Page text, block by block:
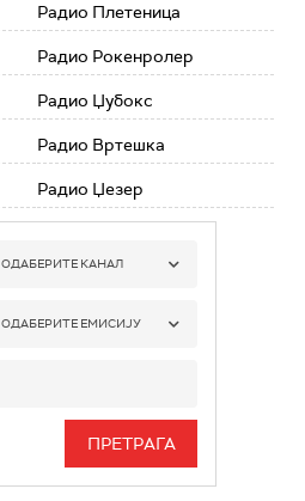
Радио Плетеница
Радио Рокенролер
Радио Џубокс
Радио Вртешка
Радио Џезер
ОДАБЕРИТЕ КАНАЛ
РАДИО БЕОГРАД 1
РАДИО БЕОГРАД 3
ОДАБЕРИТЕ ЕМИСИЈУ
ИНФО